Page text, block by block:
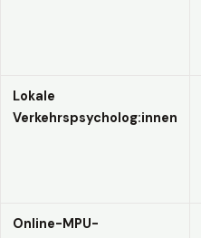
Lokale
Verkehrspsycholog:innen
Online-MPU-